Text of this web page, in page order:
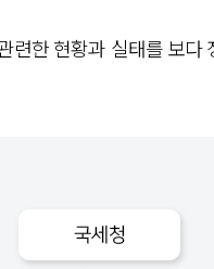
련한 현황과 실태를 보